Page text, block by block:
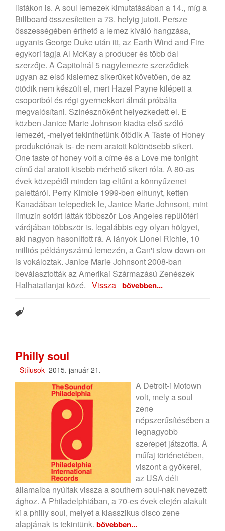
listákon is. A soul lemezek kimutatásában a 14., míg a
Billboard összesítetten a 73. helyig jutott. Persze
összességében érthető a lemez kiváló hangzása,
ugyanis George Duke után itt, az Earth Wind and Fire
egykori tagja Al McKay a producer és több dal
szerzője. A Capitolnál 5 nagylemezre szerződtek
ugyan az első kislemez sikerüket követően, de az
ötödik nem készült el, mert Hazel Payne kilépett a
csoportból és régi gyermekkori álmát próbálta
megvalósítani. Színésznőként helyezkedett el. E
közben Janice Marie Johnson kiadta első szóló
lemezét, -melyet tekinthetünk ötödik A Taste of Honey
produkciónak is- de nem aratott különösebb sikert.
One taste of honey volt a címe és a Love me tonight
című dal aratott kisebb mérhető sikert róla. A 80-as
évek közepétől minden tag eltűnt a könnyűzenei
palettáról. Perry Kimble 1999-ben elhunyt, ketten
Kanadában telepedtek le, Janice Marie Johnsont, mint
limuzin sofőrt látták többször Los Angeles repülőtéri
várójában többször is. legalábbis egy olyan hölgyet,
aki nagyon hasonlított rá. A lányok Lionel Richie, 10
milliós példányszámú lemezén, a Can't slow down-on
is vokáloztak. Janice Marie Johnsont 2008-ban
beválasztották az Amerikai Származású Zenészek
Halhatatlanjai közé. Vissza bővebben...
Philly soul
- Stílusok 2015. január 21.
A Detroit-i Motown
volt, mely a soul
zene
népszerűsítésében a
legnagyobb
szerepet játszotta. A
műfaj történetében,
viszont a gyökerei,
az USA déli
államaiba nyúltak vissza a southern soul-nak nevezett
ághoz. A Philadelphiában, a 70-es évek elején alakult
ki a philly soul, melyet a klasszikus disco zene
alapjának is tekintünk. bővebben...